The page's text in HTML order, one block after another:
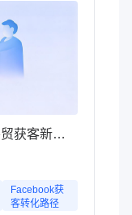
拆解Facebook营销闭环 解锁外贸获客新增量
Facebook获
客转化路径